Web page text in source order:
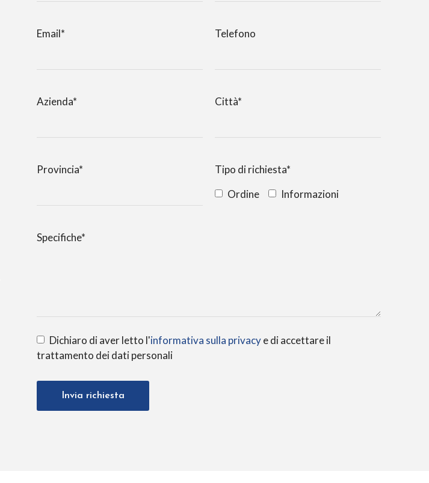
Email* Telefono
Azienda* Città*
Provincia*
Tipo di richiesta*
Ordine
Informazioni
Specifiche*
Dichiaro di aver letto l'informativa sulla privacye di accettare il
trattamento dei dati personali